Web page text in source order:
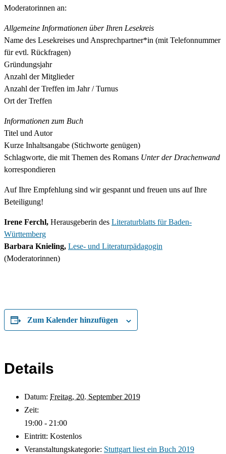
Moderatorinnen an:
Allgemeine Informationen über Ihren Lesekreis
Name des Lesekreises und Ansprechpartner*in (mit Telefonnummer
für evtl. Rückfragen)
Gründungsjahr
Anzahl der Mitglieder
Anzahl der Treffen im Jahr / Turnus
Ort der Treffen
Informationen zum Buch
Titel und Autor
Kurze Inhaltsangabe (Stichworte genügen)
Schlagworte, die mit Themen des Romans Unter der Drachenwand
korrespondieren
Auf Ihre Empfehlung sind wir gespannt und freuen uns auf Ihre
Beteiligung!
Irene Ferchl, Herausgeberin des Literaturblatts für Baden-
Württemberg
Barbara Knieling, Lese- und Literaturpädagogin
(Moderatorinnen)
Zum Kalender hinzufügen
Details
Datum: Freitag, 20. September 2019
Zeit:
19:00 - 21:00
Eintritt: Kostenlos
Veranstaltungskategorie: Stuttgart liest ein Buch 2019